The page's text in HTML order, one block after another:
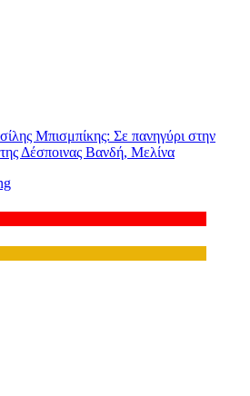
Μπισμπίκης: Σε πανηγύρι στην
Δέσποινας Βανδή, Μελίνα